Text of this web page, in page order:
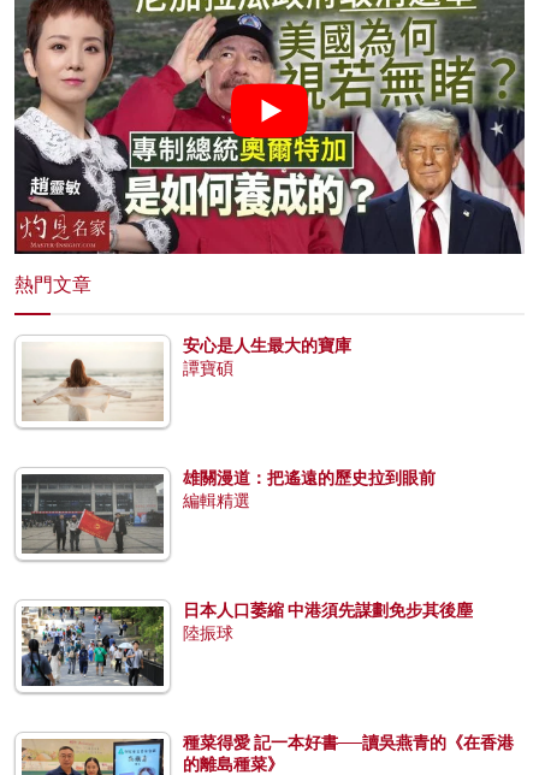
熱門文章
安心是人生最大的寶庫
譚寶碩
雄關漫道：把遙遠的歷史拉到眼前
編輯精選
日本人口萎縮 中港須先謀劃免步其後塵
陸振球
種菜得愛 記一本好書──讀吳燕青的《在香港
的離島種菜》